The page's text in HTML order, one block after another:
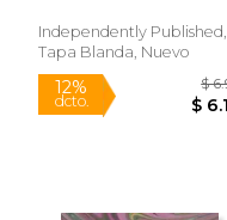
Pattern Design (en
Inglés)
Independently Published,
Tapa Blanda, Nuevo